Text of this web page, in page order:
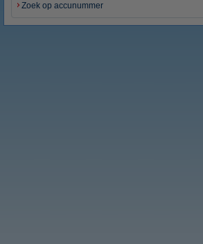
Zoek op accunummer